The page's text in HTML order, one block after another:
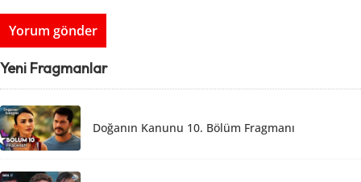
Yeni Fragmanlar
Doğanın Kanunu 10. Bölüm Fragmanı